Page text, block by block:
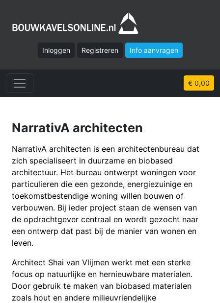
Inloggen Registreren Info aanvragen
€ 0,00
NarrativA architecten
NarrativA architecten is een architectenbureau dat
zich specialiseert in duurzame en biobased
architectuur. Het bureau ontwerpt woningen voor
particulieren die een gezonde, energiezuinige en
toekomstbestendige woning willen bouwen of
verbouwen. Bij ieder project staan de wensen van
de opdrachtgever centraal en wordt gezocht naar
een ontwerp dat past bij de manier van wonen en
leven.
Architect Shai van Vlijmen werkt met een sterke
focus op natuurlijke en hernieuwbare materialen.
Door gebruik te maken van biobased materialen
zoals hout en andere milieuvriendelijke